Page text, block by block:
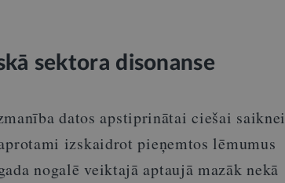
sektora disonanse
datos apstiprinātai ciešai saiknei
izskaidrot pieņemtos lēmumus
nogalē veiktajā aptaujā mazāk nekā